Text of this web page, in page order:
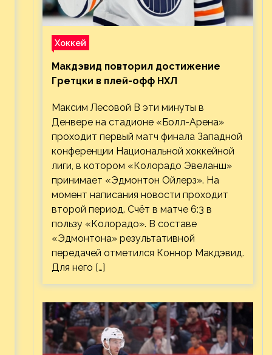
Хоккей
Макдэвид повторил достижение
Гретцки в плей-офф НХЛ
Максим Лесовой В эти минуты в
Денвере на стадионе «Болл-Арена»
проходит первый матч финала Западной
конференции Национальной хоккейной
лиги, в котором «Колорадо Эвеланш»
принимает «Эдмонтон Ойлерз». На
момент написания новости проходит
второй период. Счёт в матче 6:3 в
пользу «Колорадо». В составе
«Эдмонтона» результативной
передачей отметился Коннор Макдэвид.
Для него […]